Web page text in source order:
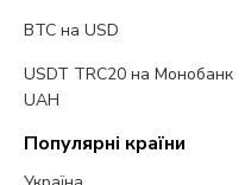
BTC на USD
USDT TRC20 на Монобанк
UAH
Популярні країни